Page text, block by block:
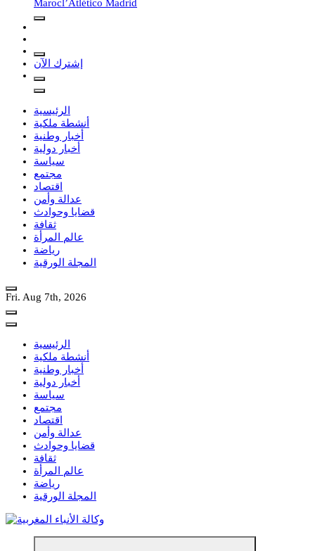
Marocl’Atlético Madrid
إشترك الآن
الرئيسية
أنشطة ملكية
أخبار وطنية
أخبار دولية
سياسة
مجتمع
اقتصاد
عدالة وأمن
قضايا وحوادث
ثقافة
عالم المرأة
رياضة
المجلة الورقية
Fri. Aug 7th, 2026
الرئيسية
أنشطة ملكية
أخبار وطنية
أخبار دولية
سياسة
مجتمع
اقتصاد
عدالة وأمن
قضايا وحوادث
ثقافة
عالم المرأة
رياضة
المجلة الورقية